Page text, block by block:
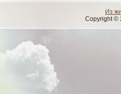
Из
Copyright ©